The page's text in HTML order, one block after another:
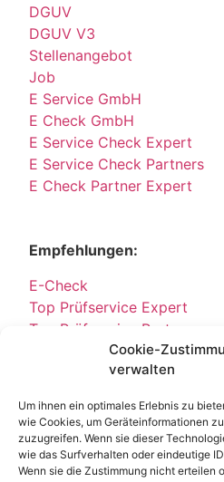
Cookie-
verwalten
Um ihnen ein optimales Erlebnis zu
wie Cookies, um Geräteinformationen
zuzugreifen. Wenn sie dieser
wie das Surfverhalten oder eindeutige
Wenn sie die Zustimmung nicht erteilen
DGUV
DGUV V3
Stellenangebot
Job
E Service GmbH
E Check GmbH
E Service Check Expert
E Service Check Partners
E Check Partner Expert
Empfehlungen:
E-Check
Top Prüfservice Expert
Top Prüfservice Partners
Top Prüfservice GmbH
Sicherheitsprüfungen
Prüfung E-Check Expert
Prüfung elektrischer